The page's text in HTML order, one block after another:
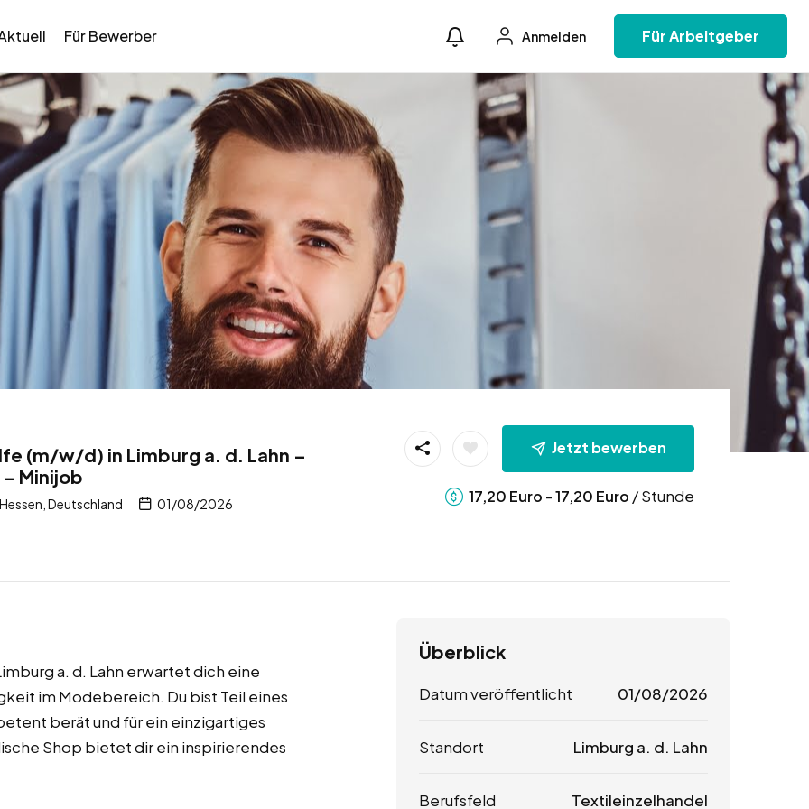
Für Bewerber Anmelden Für Arbeitgeber
(m/w/d) in Limburg a. d. Lahn –
Minijob
Deutschland 01/08/2026
Jetzt bewerben
17,20 Euro -17,20 Euro / Stunde
a. d. Lahn erwartet dich eine
im Modebereich. Du bist Teil eines
berät und für ein einzigartiges
Shop bietet dir ein inspirierendes
Überblick
Datum veröffentlicht 01/08/2026
Standort Limburg a. d. Lahn
Berufsfeld Textileinzelhandel